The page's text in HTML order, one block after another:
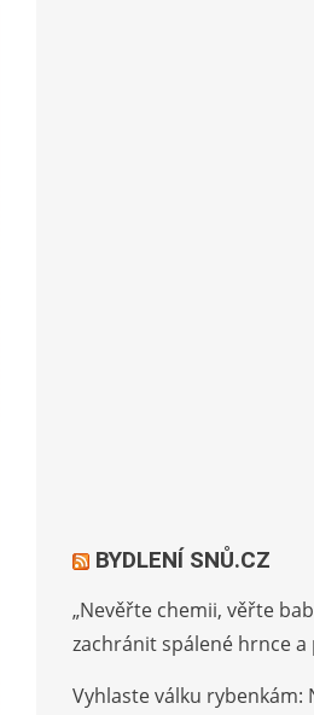
BYDLENÍ SNŮ.CZ
„Nevěřte chemii, věřte
zachránit spálené hrnce a
Vyhlaste válku rybenkám: